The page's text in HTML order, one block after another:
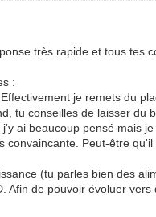
très rapide et tous tes
:
je remets du
tu conseilles de laisser du
ai beaucoup pensé mais
convaincante. Peut-être
(tu parles bien des
Afin de pouvoir évoluer